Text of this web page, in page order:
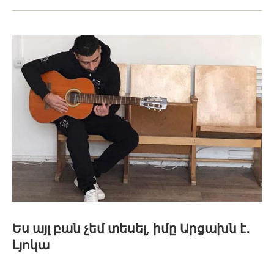
Ես այլ բան չեմ տեսել, իմը Արցախն է․
Լյոկա